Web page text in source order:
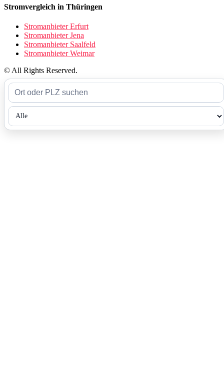
Stromvergleich in Thüringen
Stromanbieter Erfurt
Stromanbieter Jena
Stromanbieter Saalfeld
Stromanbieter Weimar
© All Rights Reserved.